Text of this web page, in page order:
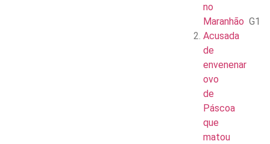
no
Maranhão G1
Acusada
de
envenenar
ovo
de
Páscoa
que
matou